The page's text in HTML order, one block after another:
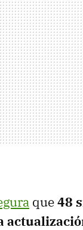
que48